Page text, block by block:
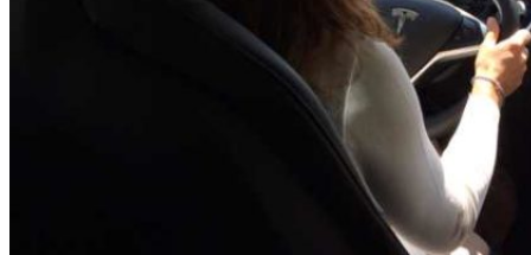
CONVENZIONI